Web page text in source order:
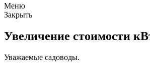
Меню
Закрыть
Увеличение стоимости
Уважаемые садоводы.